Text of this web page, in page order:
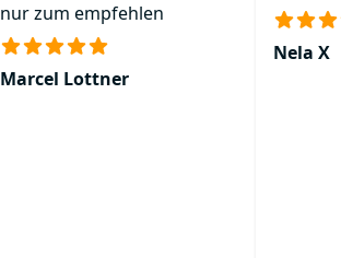
nur zum empfehlen
Marcel Lottner
Nela X